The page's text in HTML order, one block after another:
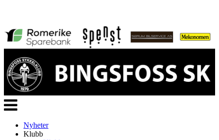
Veksle
navigasjon
Nyheter
Klubb